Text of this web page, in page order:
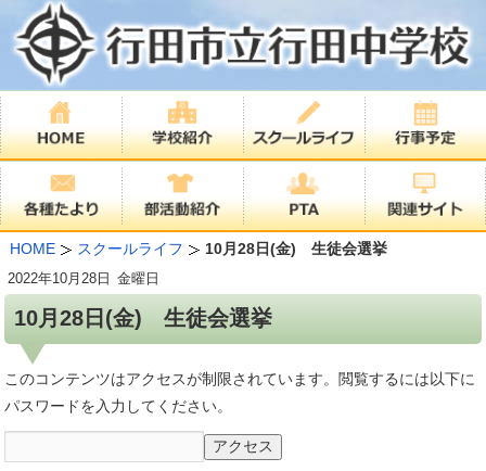
HOME スクールライフ 10月28日(金) 生徒会選挙
10月28日(金) 生徒会選挙
2022年10月28日 金曜日
このコンテンツはアクセスが制限されています。閲覧するには以下に
パスワードを入力してください。